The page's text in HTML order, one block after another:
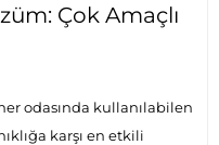
Çok Amaçlı
odasında kullanılabilen
karşı en etkili